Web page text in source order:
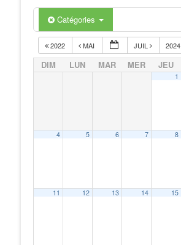
Catégories
2022 MAI JUIL 2024
DIM LUN MAR MER JEU
1
4 5 6 7 8
11 12 13 14 15